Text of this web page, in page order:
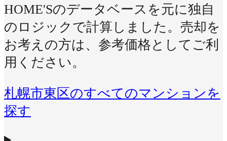
HOME'Sのデータベースを元に独自
のロジックで計算しました。売却を
お考えの方は、参考価格としてご利
用ください。
札幌市東区のすべてのマンションを
探す